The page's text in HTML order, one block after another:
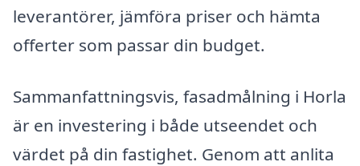
leverantörer, jämföra priser och hämta
offerter som passar din budget.
Sammanfattningsvis, fasadmålning i Horla
är en investering i både utseendet och
värdet på din fastighet. Genom att anlita